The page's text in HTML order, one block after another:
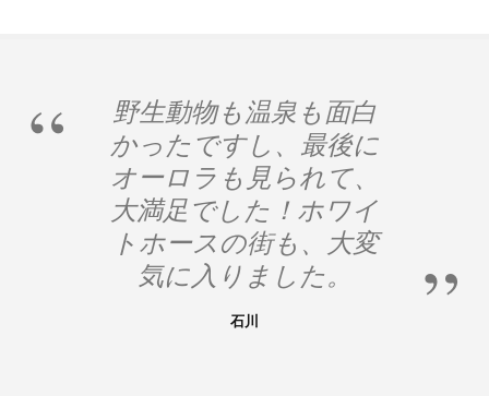
野生動物も温泉も面白
かったですし、最後に
オーロラも見られて、
大満足でした！ホワイ
トホースの街も、大変
気に入りました。
石川